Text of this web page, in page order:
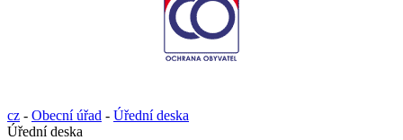
cz - Obecní úřad - Úřední deska
Úřední deska